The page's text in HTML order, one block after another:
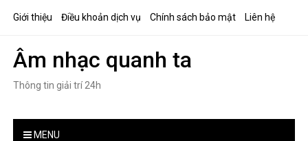
Giới thiệu Điều khoản dịch vụ Chính sách bảo mật Liên hệ
Âm nhạc quanh ta
Thông tin giải trí 24h
MENU